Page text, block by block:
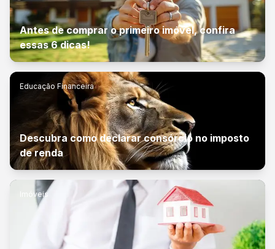
Antes de comprar o primeiro imóvel, confira
essas 6 dicas!
Educação Financeira
Descubra como declarar consórcio no imposto
de renda
Imóveis